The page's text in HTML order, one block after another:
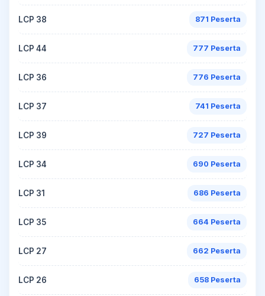
LCP 38 871 Peserta
LCP 44 777 Peserta
LCP 36 776 Peserta
LCP 37 741 Peserta
LCP 39 727 Peserta
LCP 34 690 Peserta
LCP 31 686 Peserta
LCP 35 664 Peserta
LCP 27 662 Peserta
LCP 26 658 Peserta